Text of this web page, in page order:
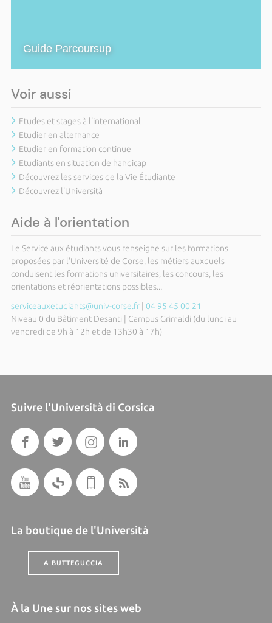
Guide Parcoursup
Voir aussi
Etudes et stages à l'international
Etudier en alternance
Etudier en formation continue
Etudiants en situation de handicap
Découvrez les services de la Vie Étudiante
Découvrez l'Università
Aide à l'orientation
Le Service aux étudiants vous renseigne sur les formations
proposées par l'Université de Corse, les métiers auxquels
conduisent les formations universitaires, les concours, les
orientations et réorientations possibles...
serviceauxetudiants@univ-corse.fr| 04 95 45 00 21
Niveau 0 du Bâtiment Desanti | Campus Grimaldi (du lundi au
vendredi de 9h à 12h et de 13h30 à 17h)
Suivre l'Università di Corsica
La boutique de l'Università
A BUTTEGUCCIA
À la Une sur nos sites web